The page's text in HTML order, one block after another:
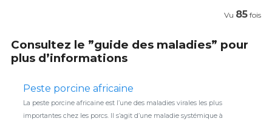
Vu 85 fois
Consultez le ”guide des maladies” pour
plus d’informations
Peste porcine africaine
La peste porcine africaine est l’une des maladies virales les plus
importantes chez les porcs. Il s’agit d’une maladie systémique à